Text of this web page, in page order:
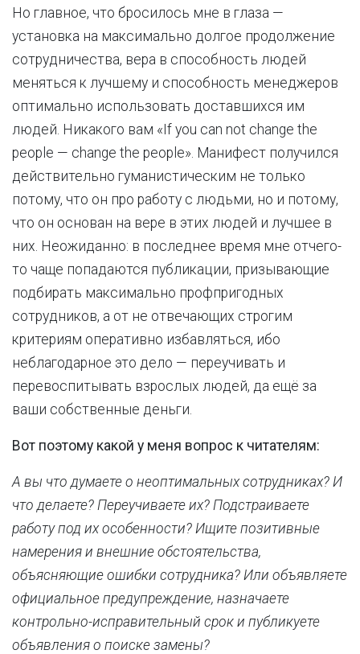
Но главное, что бросилось мне в глаза —
установка на максимально долгое продолжение
сотрудничества, вера в способность людей
меняться к лучшему и способность менеджеров
оптимально использовать доставшихся им
людей. Никакого вам «If you can not change the
people — change the people». Манифест получился
действительно гуманистическим не только
потому, что он про работу с людьми, но и потому,
что он основан на вере в этих людей и лучшее в
них. Неожиданно: в последнее время мне отчего-
то чаще попадаются публикации, призывающие
подбирать максимально профпригодных
сотрудников, а от не отвечающих строгим
критериям оперативно избавляться, ибо
неблагодарное это дело — переучивать и
перевоспитывать взрослых людей, да ещё за
ваши собственные деньги.
Вот поэтому какой у меня вопрос к читателям:
А вы что думаете о неоптимальных сотрудниках? И
что делаете? Переучиваете их? Подстраиваете
работу под их особенности? Ищите позитивные
намерения и внешние обстоятельства,
объясняющие ошибки сотрудника? Или объявляете
официальное предупреждение, назначаете
контрольно-исправительный срок и публикуете
объявления о поиске замены?